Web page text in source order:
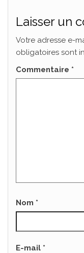
Laisser un
Votre adresse e-
obligatoires sont
Commentaire *
Nom *
E-mail *